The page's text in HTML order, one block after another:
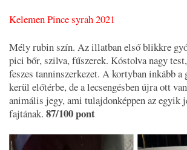
Kelemen Pince syrah 2021
Mély rubin szín. Az illatban első blikkre
pici bőr, szilva, fűszerek. Kóstolva nagy
feszes tanninszerkezet. A kortyban inkább a
kerül előtérbe, de a lecsengésben újra ott
animális jegy, ami tulajdonképpen az egyik
fajtának. 87/100 pont